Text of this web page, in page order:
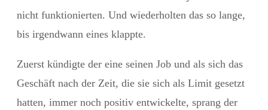
nicht funktionierten. Und wiederholten das so lange,
bis irgendwann eines klappte.
Zuerst kündigte der eine seinen Job und als sich das
Geschäft nach der Zeit, die sie sich als Limit gesetzt
hatten, immer noch positiv entwickelte, sprang der